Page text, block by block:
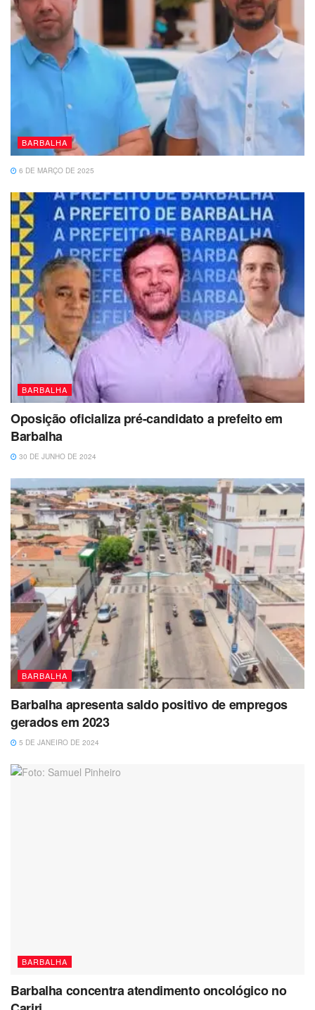
BARBALHA
6 DE MARÇO DE 2025
BARBALHA
Oposição oficializa pré-candidato a prefeito em
Barbalha
30 DE JUNHO DE 2024
BARBALHA
Barbalha apresenta saldo positivo de empregos
gerados em 2023
5 DE JANEIRO DE 2024
BARBALHA
Barbalha concentra atendimento oncológico no